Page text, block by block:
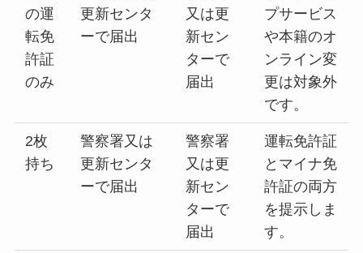
の運
転免
許証
のみ
更新センタ
ーで届出
又は更
新セン
ターで
届出
プサービス
や本籍のオ
ンライン変
更は対象外
です。
2枚
持ち
警察署又は
更新センタ
ーで届出
警察署
又は更
新セン
ターで
届出
運転免許証
とマイナ免
許証の両方
を提示しま
す。